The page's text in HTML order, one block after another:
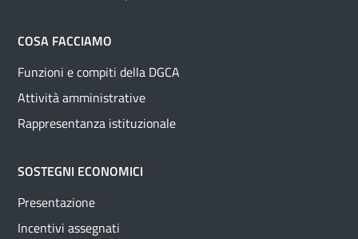
COSA FACCIAMO
Funzioni e compiti della DGCA
Attività amministrative
Rappresentanza istituzionale
SOSTEGNI ECONOMICI
Presentazione
Incentivi assegnati